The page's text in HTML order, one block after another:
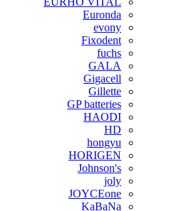
Euronda
evony
Fixodent
fuchs
GALA
Gigacell
Gillette
GP batteries
HAODI
HD
hongyu
HORIGEN
Johnson's
joly
JOYCEone
KaBaNa